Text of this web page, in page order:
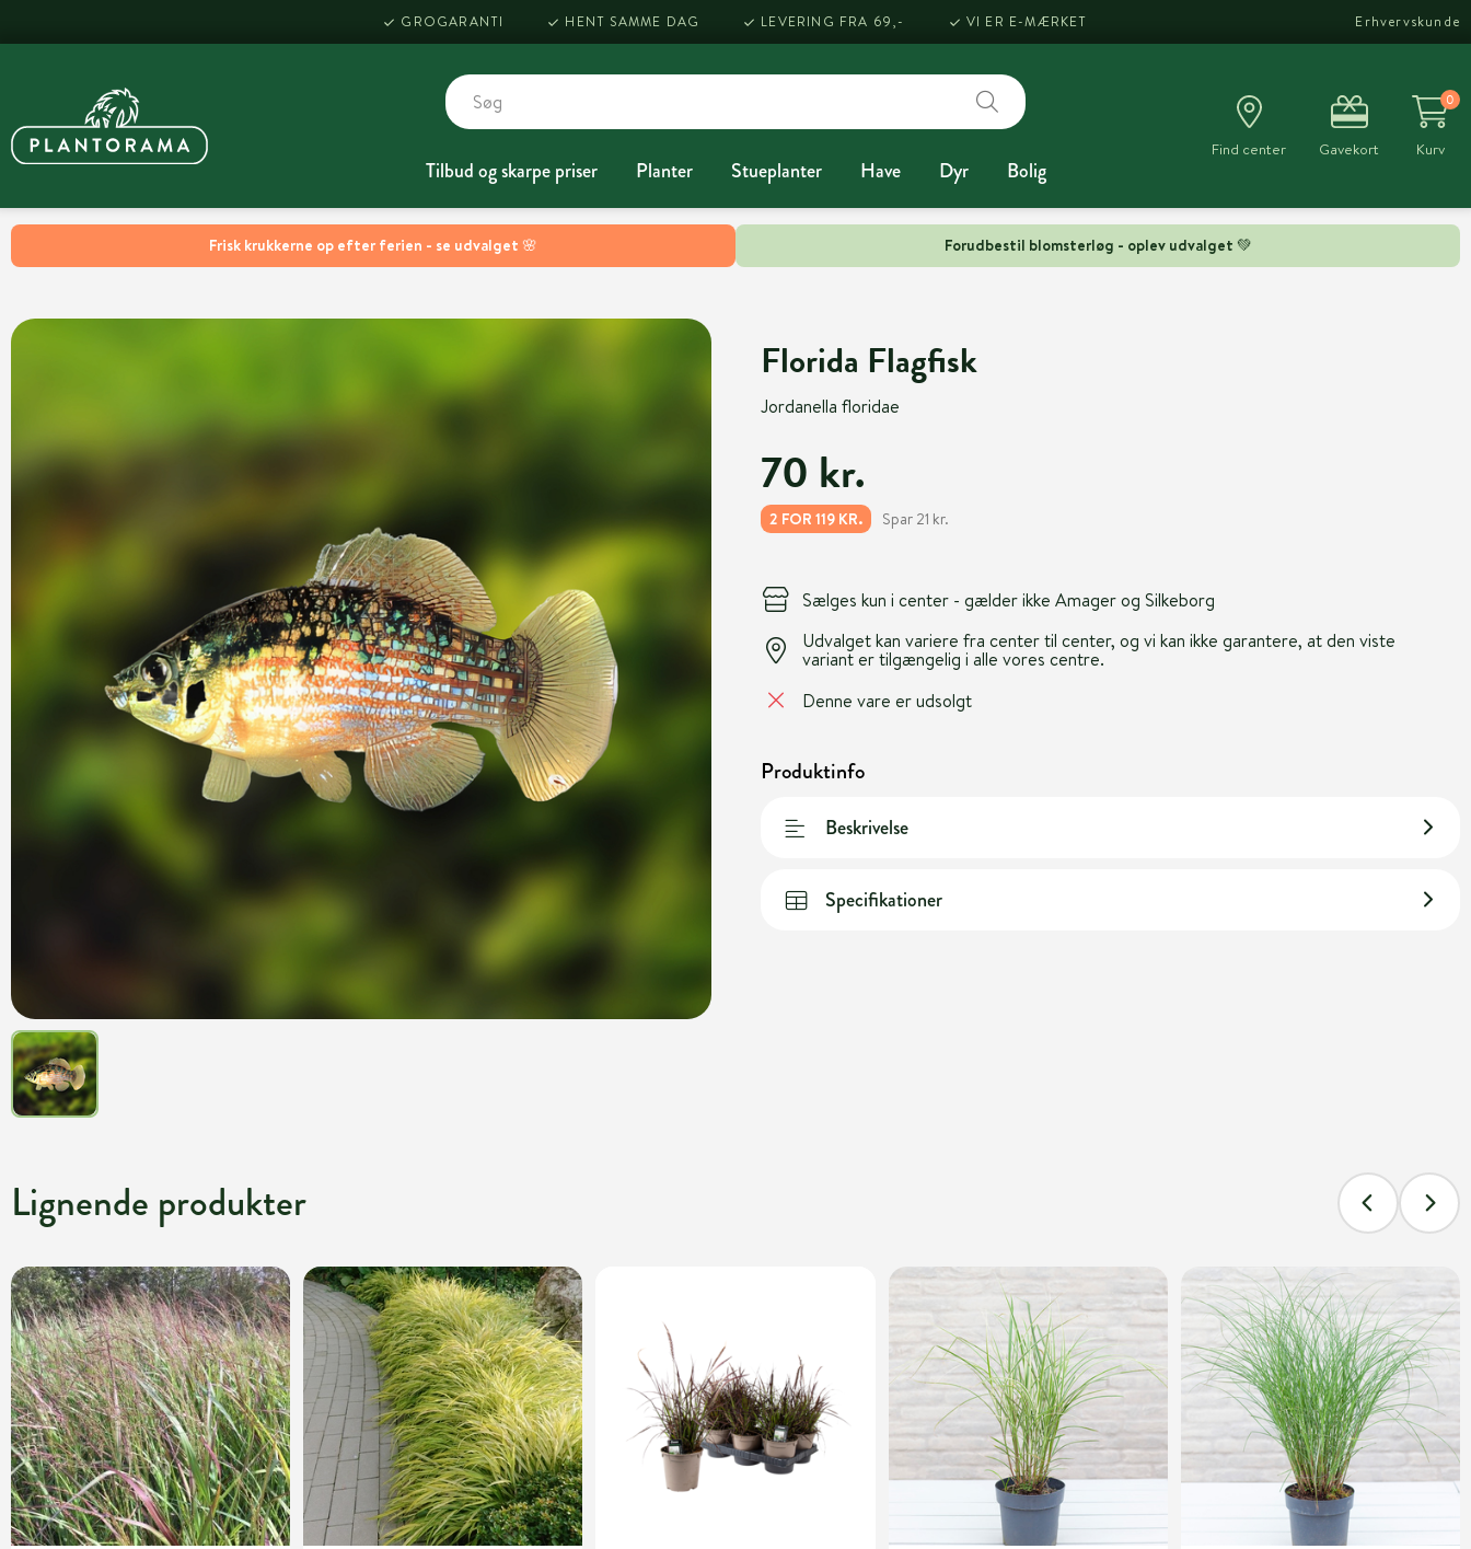
Frisk krukkerne op efter ferien - se udvalget 🌸 Forudbestil blomsterløg - oplev udvalget 💚
GROGARANTI HENT SAMME DAG LEVERING FRA 69,- VI ER E-MÆRKET Erhvervskunde
Tilbud og skarpe priser Planter Stueplanter Have Dyr Bolig
Find center Gavekort
0
Kurv
Florida Flagfisk
Jordanella floridae
70 kr.
2 FOR 119 KR. Spar 21 kr.
Sælges kun i center - gælder ikke Amager og Silkeborg
Udvalget kan variere fra center til center, og vi kan ikke garantere, at den viste
variant er tilgængelig i alle vores centre.
Denne vare er udsolgt
Produktinfo
Beskrivelse
Specifikationer
Lignende produkter